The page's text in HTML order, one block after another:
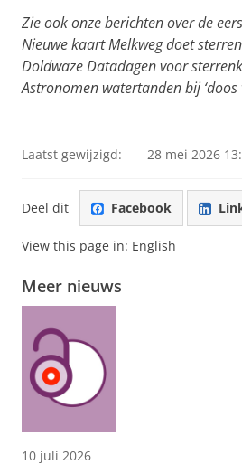
Zie ook onze berichten over de
Nieuwe kaart Melkweg doet
Doldwaze Datadagen voor
Astronomen watertanden bij ‘doos
Laatst gewijzigd: 28 mei 2026
Deel dit Facebook
View this page in: English
Meer nieuws
10 juli 2026